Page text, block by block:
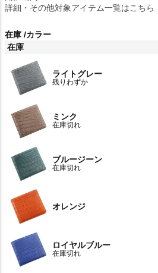
詳細・その他対象アイテム一覧はこちら
在庫 カラー
在庫
ライトグレー
残りわずか
ミンク
在庫切れ
ブルージーン
在庫切れ
オレンジ
ロイヤルブルー
在庫切れ